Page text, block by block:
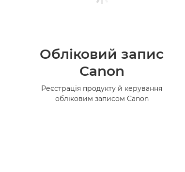
Обліковий запис
Canon
Реєстрація продукту й керування
обліковим записом Canon